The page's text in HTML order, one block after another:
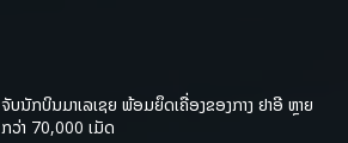
ຈັບນັກບິນມາເລເຊຍ ພ້ອມຍຶດເຄື່ອງຂອງກາງ ຢາອີ ຫຼາຍ
ກວ່າ 70,000 ເມັດ